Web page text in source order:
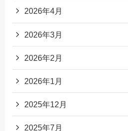
2026年4月
2026年3月
2026年2月
2026年1月
2025年12月
2025年7月